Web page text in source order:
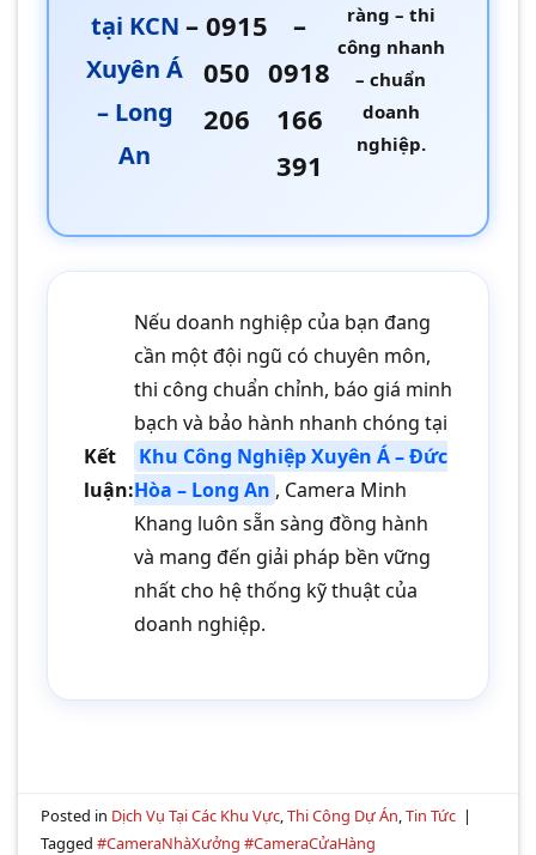
tại KCN
Xuyên Á
– Long
An
– 0915
050
206
–
0918
166
391
ràng – thi
công nhanh
– chuẩn
doanh
nghiệp.
Kết
luận:
Nếu doanh nghiệp của bạn đang
cần một đội ngũ có chuyên môn,
thi công chuẩn chỉnh, báo giá minh
bạch và bảo hành nhanh chóng tại
Khu Công Nghiệp Xuyên Á – Đức
Hòa – Long An , Camera Minh
Khang luôn sẵn sàng đồng hành
và mang đến giải pháp bền vững
nhất cho hệ thống kỹ thuật của
doanh nghiệp.
Posted in Dịch Vụ Tại Các Khu Vực,Thi Công Dự Án,Tin Tức |
Tagged#CameraNhàXưởng #CameraCửaHàng